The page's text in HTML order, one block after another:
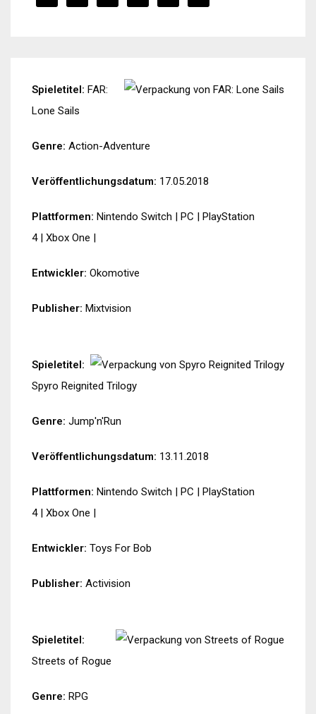
Spieletitel: FAR:
Lone Sails
Genre: Action-Adventure
Veröffentlichungsdatum: 17.05.2018
Plattformen: Nintendo Switch | PC | PlayStation
4| Xbox One |
Entwickler: Okomotive
Publisher: Mixtvision
Spieletitel:
Spyro Reignited Trilogy
Genre: Jump'n'Run
Veröffentlichungsdatum: 13.11.2018
Plattformen: Nintendo Switch | PC | PlayStation
4| Xbox One |
Entwickler: Toys For Bob
Publisher: Activision
Spieletitel:
Streets of Rogue
Genre: RPG